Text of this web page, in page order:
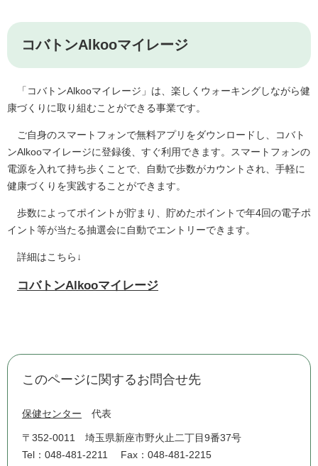
コバトンAlkooマイレージ
「コバトンAlkooマイレージ」は、楽しくウォーキングしながら健
康づくりに取り組むことができる事業です。
ご自身のスマートフォンで無料アプリをダウンロードし、コバト
ンAlkooマイレージに登録後、すぐ利用できます。スマートフォンの
電源を入れて持ち歩くことで、自動で歩数がカウントされ、手軽に
健康づくりを実践することができます。
歩数によってポイントが貯まり、貯めたポイントで年4回の電子ポ
イント等が当たる抽選会に自動でエントリーできます。
詳細はこちら↓
コバトンAlkooマイレージ
このページに関するお問合せ先
保健センター 代表
〒352-0011
埼玉県新座市野火止二丁目9番37号
Tel：048-481-2211
Fax：048-481-2215